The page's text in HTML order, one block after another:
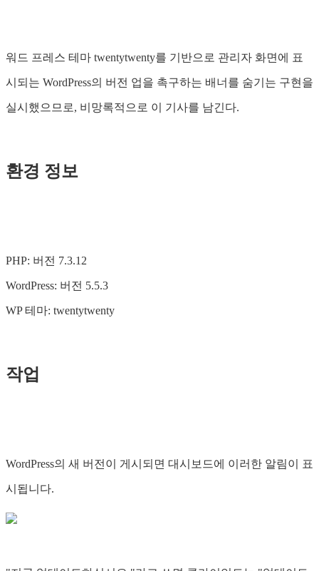
워드 프레스 테마 twentytwenty를 기반으로 관리자 화면에 표
시되는 WordPress의 버전 업을 촉구하는 배너를 숨기는 구현을
실시했으므로, 비망록적으로 이 기사를 남긴다.
환경 정보
PHP: 버전 7.3.12
WordPress: 버전 5.5.3
WP 테마: twentytwenty
작업
WordPress의 새 버전이 게시되면 대시보드에 이러한 알림이 표
시됩니다.